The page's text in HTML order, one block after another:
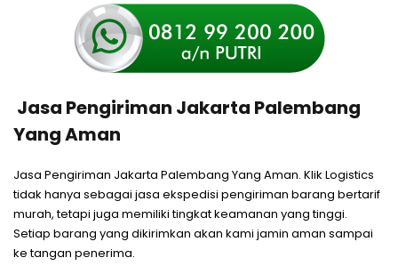
Jasa Pengiriman Jakarta Palembang
Yang Aman
Jasa Pengiriman Jakarta Palembang Yang Aman. Klik Logistics
tidak hanya sebagai jasa ekspedisi pengiriman barang bertarif
murah, tetapi juga memiliki tingkat keamanan yang tinggi.
Setiap barang yang dikirimkan akan kami jamin aman sampai
ke tangan penerima.